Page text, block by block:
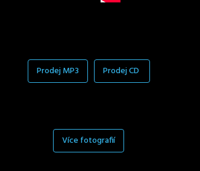
Prodej MP3 Prodej CD
Více fotografií